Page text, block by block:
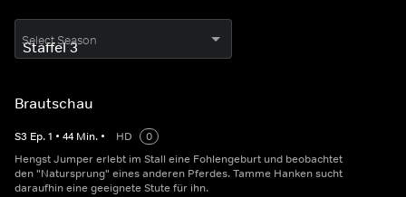
Select Season
Brautschau
S3 Ep.1 • 44 Min. • HD
0
Hengst Jumper erlebt im Stall eine Fohlengeburt und beobachtet
den "Natursprung" eines anderen Pferdes. Tamme Hanken sucht
daraufhin eine geeignete Stute für ihn.